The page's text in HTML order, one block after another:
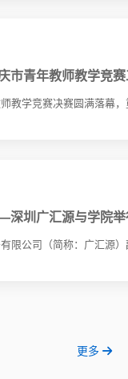
市青年教师教学竞
教学竞赛决赛圆满落幕
圳广汇源与学院
限公司（简称：广汇源
更多